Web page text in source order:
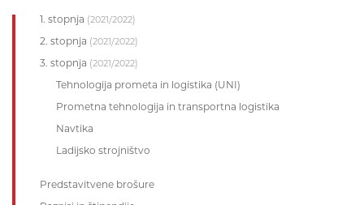
1. stopnja (2021/2022)
2. stopnja (2021/2022)
3. stopnja (2021/2022)
Tehnologija prometa in logistika (UNI)
Prometna tehnologija in transportna logistika
Navtika
Ladijsko strojništvo
Predstavitvene brošure